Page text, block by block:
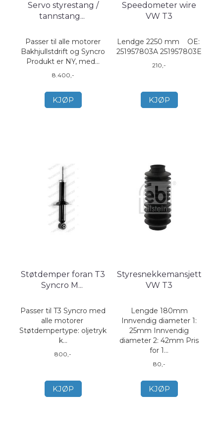
Servo styrestang /
tannstang...
Passer til alle motorer
Bakhjullstdrift og Syncro
Produkt er NY, med...
8.400,-
KJØP
Speedometer wire
VW T3
Lendge 2250 mm OE:
251957803A 251957803E
210,-
KJØP
Støtdemper foran T3
Syncro M...
Passer til T3 Syncro med
alle motorer
Støtdempertype: oljetryk
k...
800,-
KJØP
Styresnekkemansjett
VW T3
Lengde 180mm
Innvendig diameter 1:
25mm Innvendig
diameter 2: 42mm Pris
for 1...
80,-
KJØP